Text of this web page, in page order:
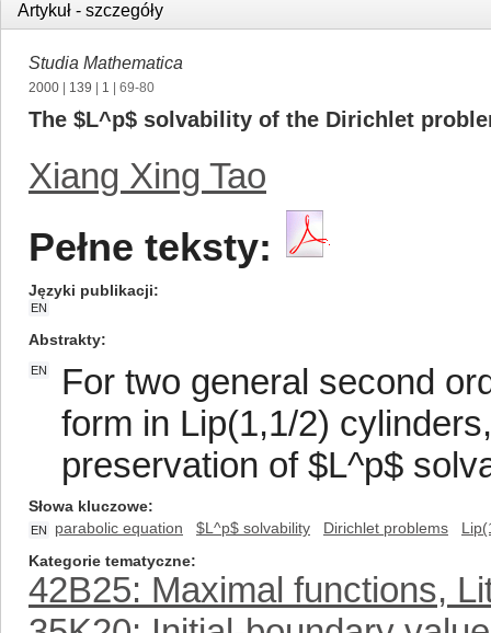
Artykuł - szczegóły
Studia Mathematica
2000 139 1 | 69-80
The $L^p$ solvability of the Dirichlet
Xiang Xing Tao
Pełne teksty:
Języki publikacji
EN
Abstrakty
EN
For two general second
form in Lip(1,1/2)
preservation of $L^p$
Słowa kluczowe
EN parabolic equation $L^p$ solvability Dirichlet problems
Kategorie tematyczne
42B25: Maximal functions,